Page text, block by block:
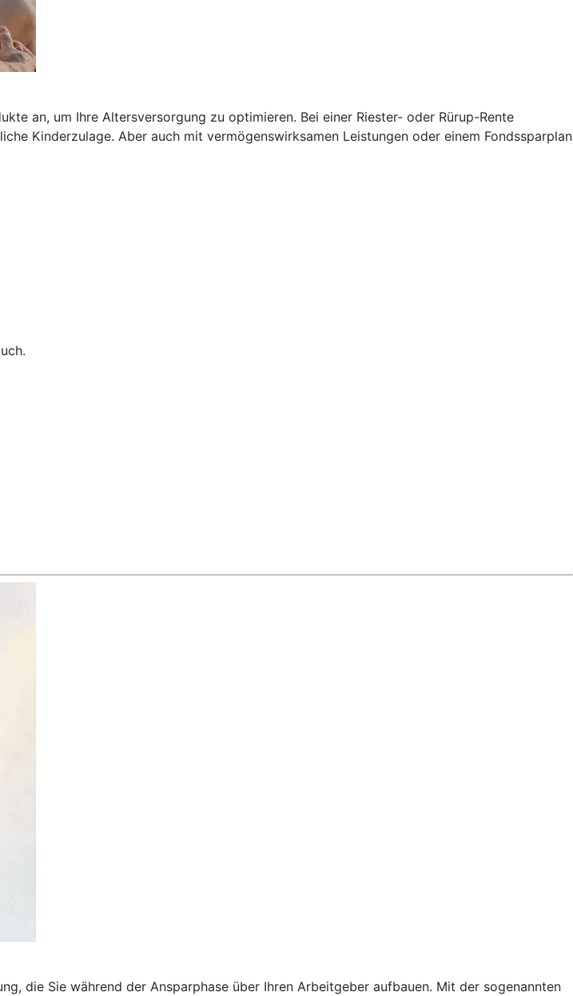
an, um Ihre Altersversorgung zu optimieren. Bei einer Riester- oder Rürup-Rente
Kinderzulage. Aber auch mit vermögenswirksamen Leistungen oder einem Fondssparplan
die Sie während der Ansparphase über Ihren Arbeitgeber aufbauen. Mit der sogenannten